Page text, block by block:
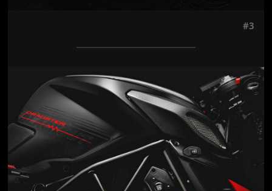
#3
Jön még kép!